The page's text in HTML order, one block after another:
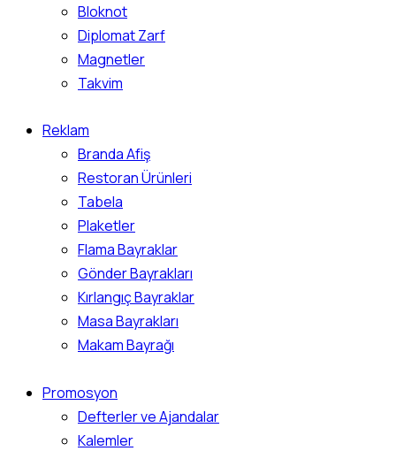
Bloknot
Diplomat Zarf
Magnetler
Takvim
Reklam
Branda Afiş
Restoran Ürünleri
Tabela
Plaketler
Flama Bayraklar
Gönder Bayrakları
Kırlangıç Bayraklar
Masa Bayrakları
Makam Bayrağı
Promosyon
Defterler ve Ajandalar
Kalemler